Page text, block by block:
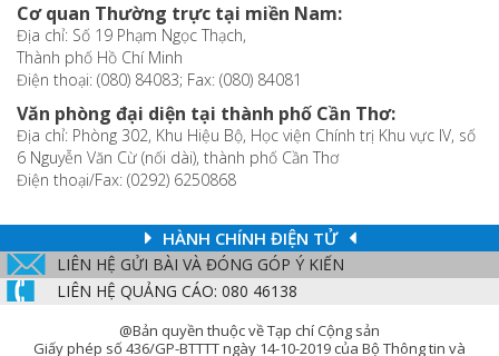
Cơ quan Thường trực tại miền Nam:
Địa chỉ: Số 19 Phạm Ngọc Thạch,
Thành phố Hồ Chí Minh
Điện thoại: (080) 84083; Fax: (080) 84081
Văn phòng đại diện tại thành phố Cần Thơ:
Địa chỉ: Phòng 302, Khu Hiệu Bộ, Học viện Chính trị Khu vực IV, số
6 Nguyễn Văn Cừ (nối dài), thành phố Cần Thơ
Điện thoại/Fax: (0292) 6250868
HÀNH CHÍNH ĐIỆN TỬ
LIÊN HỆ GỬI BÀI VÀ ĐÓNG GÓP Ý KIẾN
LIÊN HỆ QUẢNG CÁO: 080 46138
@Bản quyền thuộc về Tạp chí Cộng sản
Giấy phép số 436/GP-BTTTT ngày 14-10-2019 của Bộ Thông tin và